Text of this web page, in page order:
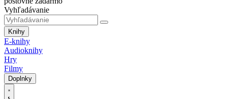
Vyhľadávanie
Knihy
E-knihy
Audioknihy
Hry
Filmy
Doplnky